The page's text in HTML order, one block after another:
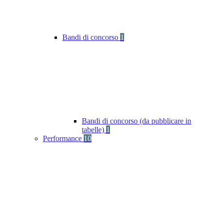
Bandi di concorso 1
Bandi di concorso (da pubblicare in
tabelle) 1
Performance 10